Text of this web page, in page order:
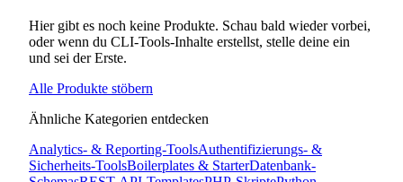
Hier gibt es noch keine Produkte. Schau bald wieder vorbei,
oder wenn du CLI-Tools-Inhalte erstellst, stelle deine ein
und sei der Erste.
Alle Produkte stöbern
Ähnliche Kategorien entdecken
Analytics- & Reporting-ToolsAuthentifizierungs- &
Sicherheits-ToolsBoilerplates & StarterDatenbank-